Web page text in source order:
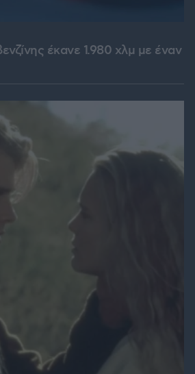
έκανε 1.980 χλμ με έναν